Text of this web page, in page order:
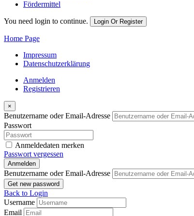
Fördermittel
You need login to continue. Login Or Register
Home Page
Impressum
Datenschutzerklärung
Anmelden
Registrieren
×
Benutzername oder Email-Adresse
Passwort
Anmeldedaten merken
Passwort vergessen
Anmelden
Benutzername oder Email-Adresse
Get new password
Back to Login
Username
Email